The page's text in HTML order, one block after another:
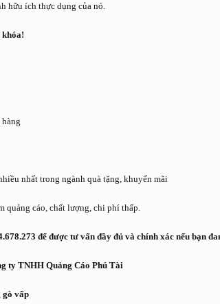
hữu ích thực dụng của nó.
khóa!
nhất trong ngành quà tặng, khuyến mãi
quảng cáo, chất lượng, chi phí thấp.
để được tư vấn đầy đủ và chính xác nếu bạn
ty TNHH Quảng Cáo Phú Tài
vấp